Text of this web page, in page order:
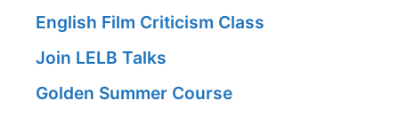
English Film Criticism Class
Join LELB Talks
Golden Summer Course